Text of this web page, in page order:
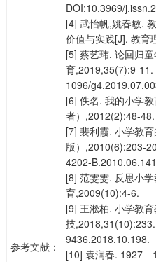
参考文献：
DOI:10.3969/
[4] 武怡帆,姚春敏.
价值与实践[J]. 教育
[5] 蔡艺玮. 论回归
育,2019,35(7):9-
1096/
[6] 佚名. 我的小学
者）,2012(2):48-48.
[7] 裴利霞. 小学教
版）,2010(6):203-
4202-
[8] 范雯雯. 反思小
育,2009(10):4-6.
[9] 王淞柏. 小学教
技
9436.2018.10.198.
[10] 袁润春.